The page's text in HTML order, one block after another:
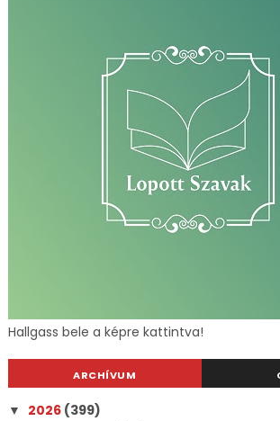
Hallgass bele a képre kattintva!
ARCHÍVUM
▼ 2026 (399)